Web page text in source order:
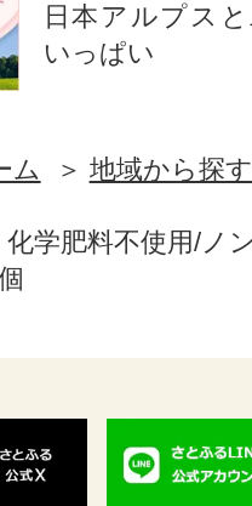
日本アルプス
いっぱい
ム
地域から探す
学肥料不使用/ノ